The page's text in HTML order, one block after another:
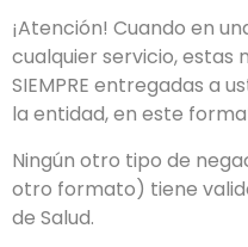
¡Atención! Cuando en
cualquier servicio, estas
SIEMPRE entregadas a
la entidad, en este
Ningún otro tipo de
otro formato) tiene
de Salud.